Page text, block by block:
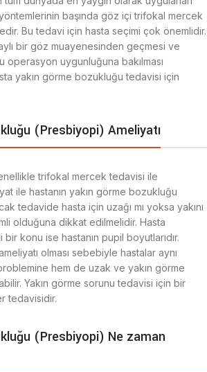
başında göz içi trifokal mercek
Bu tedavi için hasta seçimi çok önemlidir.
bir göz muayenesinden geçmesi ve
operasyon uygunluğuna bakılması
yakın görme bozukluğu tedavisi için
(Presbiyopi) Ameliyatı
trifokal mercek tedavisi ile
ile hastanın yakın görme bozukluğu
tedavide hasta için uzağı mı yoksa yakını
olduğuna dikkat edilmelidir. Hasta
konu ise hastanın pupil boyutlarıdır.
olması sebebiyle hastalar aynı
hem de uzak ve yakın görme
Yakın görme sorunu tedavisi için bir
tedavisidir.
(Presbiyopi) Ne zaman